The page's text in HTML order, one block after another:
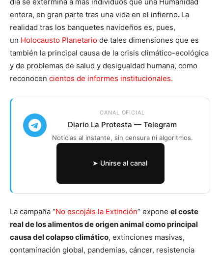
día se extermina a más individuos que una Humanidad
entera, en gran parte tras una vida en el infierno. La
realidad tras los banquetes navideños es, pues,
un Holocausto Planetario de tales dimensiones que es
también la principal causa de la crisis climático-ecológica
y de problemas de salud y desigualdad humana, como
reconocen cientos de informes institucionales.
CANAL OFICIAL
Diario La Protesta — Telegram
Noticias al instante, sin censura ni algoritmos.
➤ Unirse al canal
La campaña “No escojáis la Extinción” expone el coste
real de los alimentos de origen animal como principal
causa del colapso climático, extinciones masivas,
contaminación global, pandemias, cáncer, resistencia